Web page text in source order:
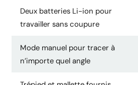
Deux batteries Li-ion pour
travailler sans coupure
Mode manuel pour tracer à
n’importe quel angle